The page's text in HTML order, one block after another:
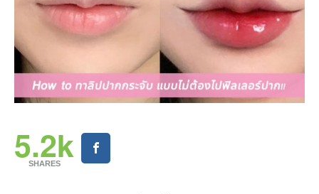
5.2k
SHARES